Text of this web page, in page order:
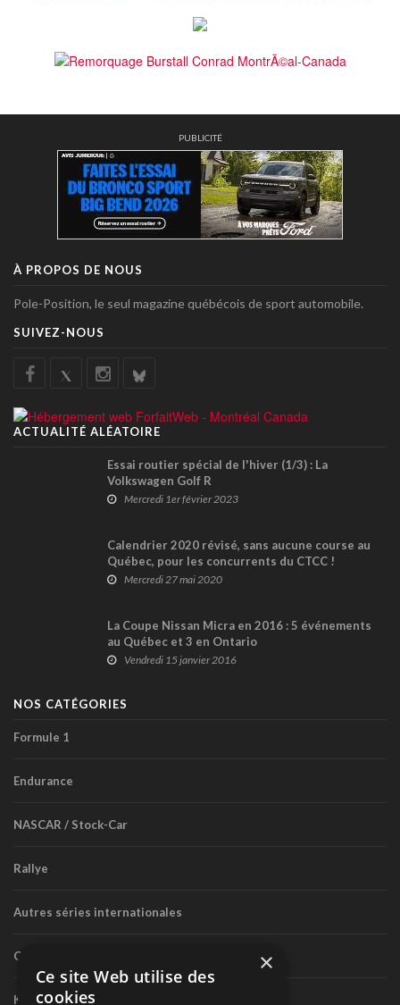
PUBLICITÉ
À PROPOS DE NOUS
Pole-Position, le seul magazine québécois de sport automobile.
SUIVEZ-NOUS
ACTUALITÉ ALÉATOIRE
Essai routier spécial de l'hiver (1/3) : La
Volkswagen Golf R
Mercredi 1er février 2023
Calendrier 2020 révisé, sans aucune course au
Québec, pour les concurrents du CTCC !
Mercredi 27 mai 2020
La Coupe Nissan Micra en 2016 : 5 événements
au Québec et 3 en Ontario
Vendredi 15 janvier 2016
NOS CATÉGORIES
Formule 1
Endurance
NASCAR / Stock-Car
Rallye
Autres séries internationales
Circuit routier canadien
Karting
×
Ce site Web utilise des
cookies